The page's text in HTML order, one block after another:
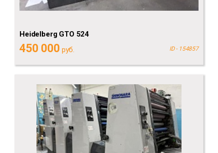
Heidelberg GTO 524
450 000 руб. ID - 154857